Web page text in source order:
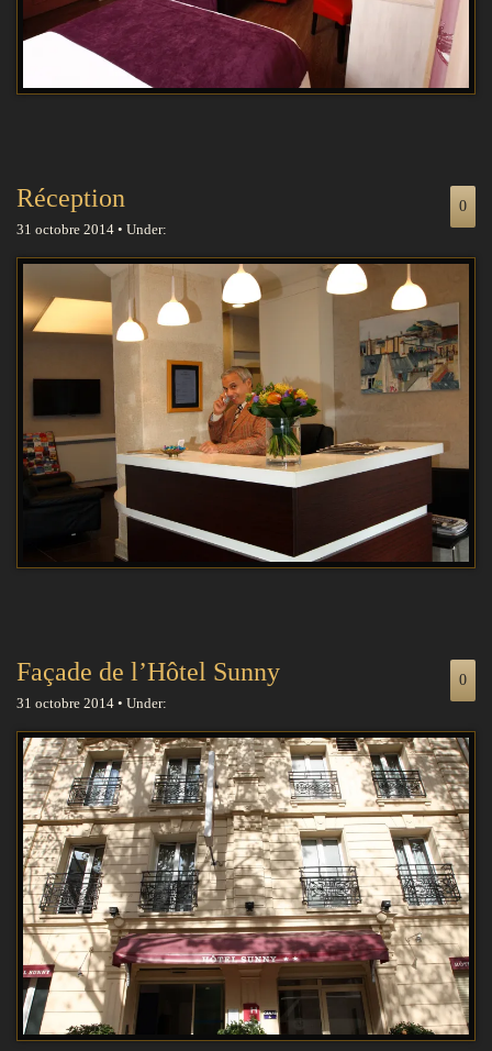
Réception
31 octobre 2014 • Under:
0
Façade de l’Hôtel Sunny
31 octobre 2014 • Under:
0